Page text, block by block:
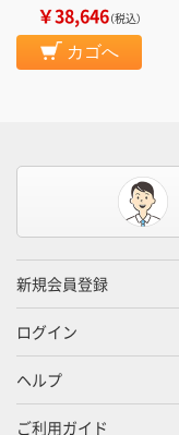
￥38,646（税込）
カゴへ
新規会員登録
ログイン
ヘルプ
ご利用ガイド